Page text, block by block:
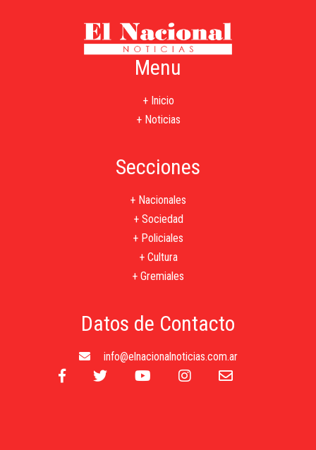
Menu
+ Inicio
+ Noticias
Secciones
+ Nacionales
+ Sociedad
+ Policiales
+ Cultura
+ Gremiales
Datos de Contacto
info@elnacionalnoticias.com.ar